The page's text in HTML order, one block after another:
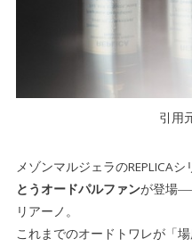
BYREDO【ジプシー
6-1｜こんな人におす
6-2.
6-2｜こんなコーデ
7.7| 新作【セレスティ
まれる？
引用
メゾンマルジェラのREPLICAシ
とうオードパルファンが登場
リアーノ。
これまでのオードトワレが「場